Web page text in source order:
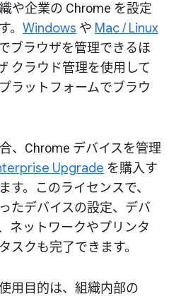
や企業の Chrome を設定
。 Windows や Mac / Linux
ブラウザを管理できるほ
クラウド管理を使用して
ラットフォームでブラウ
、Chrome デバイスを管理
Upgrade を購入す
す。このライセンスで、
たデバイスの設定、デバ
ネットワークやプリンタ
スクも完了できます。
用目的は、組織内部の